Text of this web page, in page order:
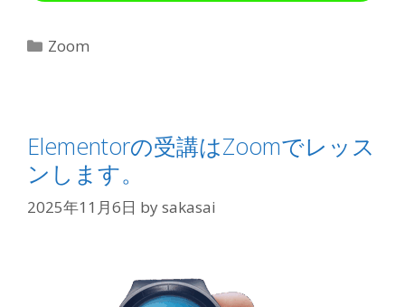
Zoom
Elementorの受講はZoomでレッス
ンします。
2025年11月6日 bysakasai